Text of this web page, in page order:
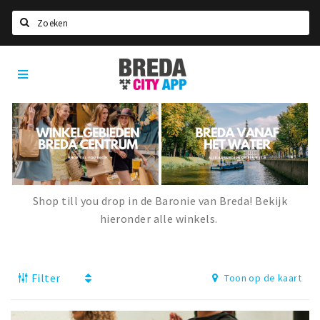
Home
Agenda
Deals
Party pics
Nieuws, interviews & blogs
Recreatief
Breda
City
App
Shop till you drop in de Baronie van Breda! Bekijk
hieronder alle winkels.
Filter Toon op de kaart